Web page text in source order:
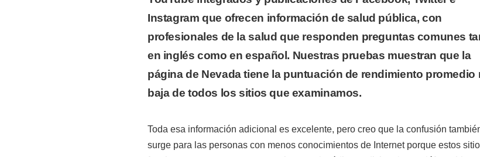
Instagram que ofrecen información de salud pública, con
profesionales de la salud que responden preguntas comunes
en inglés como en español. Nuestras pruebas muestran que la
página de Nevada tiene la puntuación de rendimiento promedio
baja de todos los sitios que examinamos.
Toda esa información adicional es excelente, pero creo que la confusión
surge para las personas con menos conocimientos de Internet porque estos